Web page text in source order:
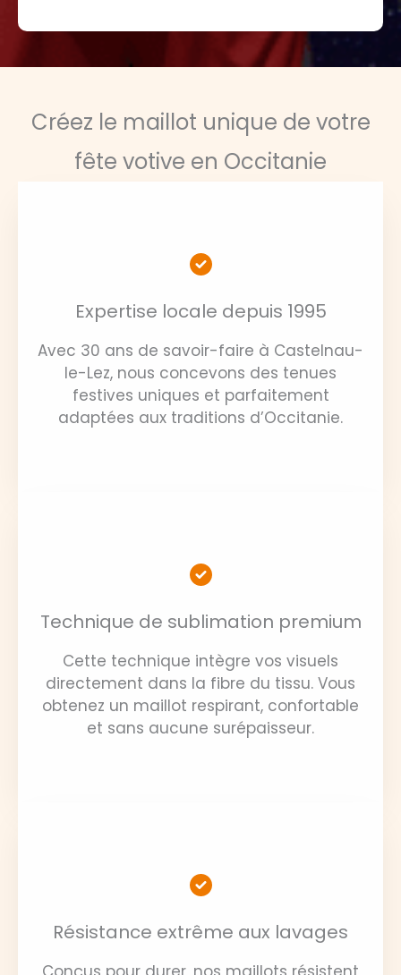
Créez le maillot unique de votre
fête votive en Occitanie
Expertise locale depuis 1995
Avec 30 ans de savoir-faire à Castelnau-
le-Lez, nous concevons des tenues
festives uniques et parfaitement
adaptées aux traditions d’Occitanie.
Technique de sublimation premium
Cette technique intègre vos visuels
directement dans la fibre du tissu. Vous
obtenez un maillot respirant, confortable
et sans aucune surépaisseur.
Résistance extrême aux lavages